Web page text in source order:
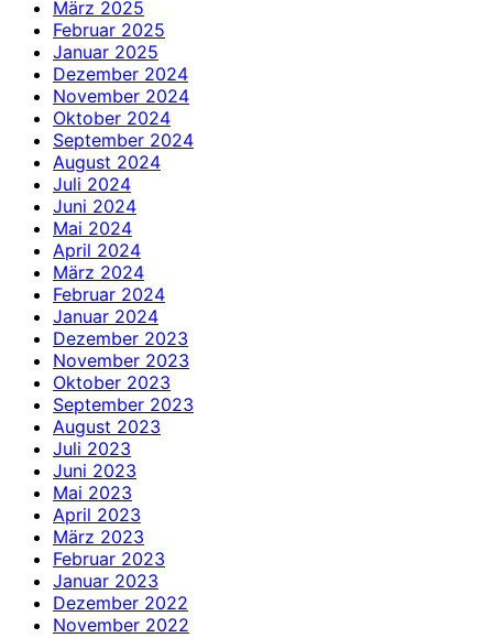
März 2025
Februar 2025
Januar 2025
Dezember 2024
November 2024
Oktober 2024
September 2024
August 2024
Juli 2024
Juni 2024
Mai 2024
April 2024
März 2024
Februar 2024
Januar 2024
Dezember 2023
November 2023
Oktober 2023
September 2023
August 2023
Juli 2023
Juni 2023
Mai 2023
April 2023
März 2023
Februar 2023
Januar 2023
Dezember 2022
November 2022